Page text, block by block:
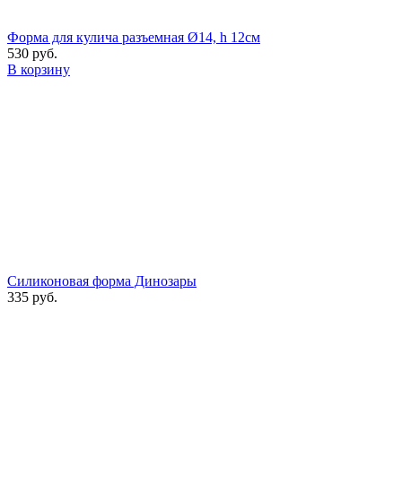
Форма для кулича разъемная Ø14, h 12см
530 руб.
В корзину
Силиконовая форма Динозары
335 руб.